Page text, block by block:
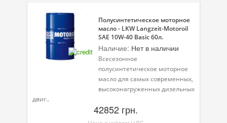
Полусинтетическое моторное
масло - LKW Langzeit-Motoroil
SAE 10W-40 Basic 60л.
Наличие: Нет в наличии
Всесезонное
полусинтетическое моторное
масло для самых современных,
высоконагруженных дизельных
двиг..
42852 грн.